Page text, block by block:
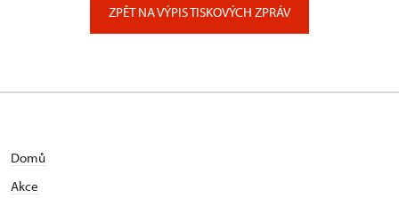
ZPĚT NA VÝPIS TISKOVÝCH ZPRÁV
Domů
Akce